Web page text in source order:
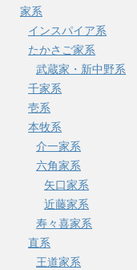
家系
インスパイア系
たかさご家系
武蔵家・新中野系
千家系
壱系
本牧系
介一家系
六角家系
矢口家系
近藤家系
寿々喜家系
直系
王道家系